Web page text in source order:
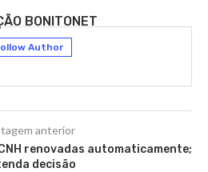
BONITONET
Author
anterior
renovadas automaticamente;
decisão